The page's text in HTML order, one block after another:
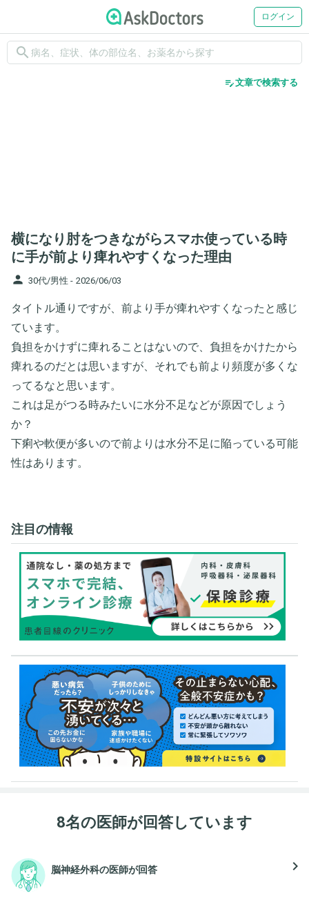
ログイン
search
edit_note文章で検索する
横になり肘をつきながらスマホ使っている時
に手が前より痺れやすくなった理由
person 30代/男性 - 2026/06/03
タイトル通りですが、前より手が痺れやすくなったと感じ
ています。
負担をかけずに痺れることはないので、負担をかけたから
痺れるのだとは思いますが、それでも前より頻度が多くな
ってるなと思います。
これは足がつる時みたいに水分不足などが原因でしょう
か？
下痢や軟便が多いので前よりは水分不足に陥っている可能
性はあります。
注目の情報
8名の医師が回答しています
脳神経外科の医師が回答 navigate_next